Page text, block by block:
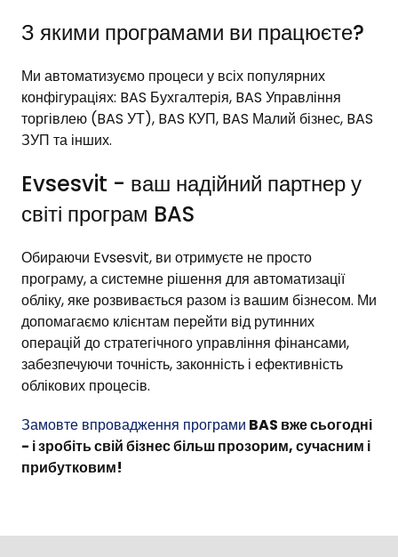
З якими програмами ви працюєте?
Ми автоматизуємо процеси у всіх популярних
конфігураціях: BAS Бухгалтерія, BAS Управління
торгівлею (BAS УТ), BAS КУП, BAS Малий бізнес, BAS
ЗУП та інших.
Evsesvit - ваш надійний партнер у
світі програм BAS
Обираючи Evsesvit, ви отримуєте не просто
програму, а системне рішення для автоматизації
обліку, яке розвивається разом із вашим бізнесом. Ми
допомагаємо клієнтам перейти від рутинних
операцій до стратегічного управління фінансами,
забезпечуючи точність, законність і ефективність
облікових процесів.
Замовте впровадження програми BAS вже сьогодні
- і зробіть свій бізнес більш прозорим, сучасним і
прибутковим!